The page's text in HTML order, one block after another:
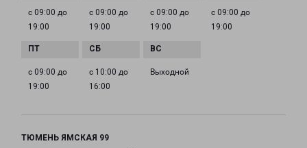
с 09:00 до
19:00
с 09:00 до
19:00
с 09:00 до
19:00
с 09:00 до
19:00
с 09:00 до
19:00
с 10:00 до
16:00
Выходной
ТЮМЕНЬ ЯМСКАЯ 99